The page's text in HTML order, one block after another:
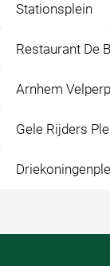
Stationsplein
Restaurant De
Arnhem
Gele Rijders